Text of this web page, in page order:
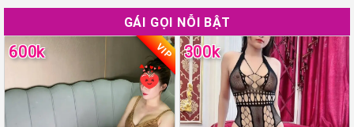
GÁI GỌI NỖI BẬT
600k VIP 300k